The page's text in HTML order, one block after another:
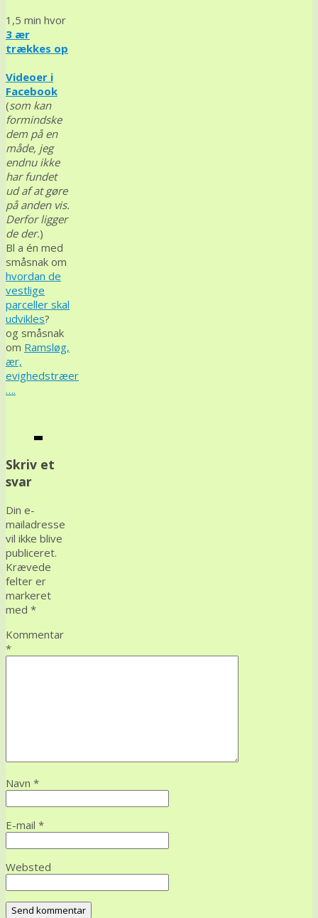
1,5 min hvor
3 ær
trækkes op
Videoer i
Facebook
(som kan
formindske
dem på en
måde, jeg
endnu ikke
har fundet
ud af at gøre
på anden vis.
Derfor ligger
de der.)
Bl a én med
småsnak om
hvordan de
vestlige
parceller skal
udvikles?
og småsnak
om Ramsløg,
ær,
evighedstræer
….
Skriv et
svar
Din e-
mailadresse
vil ikke blive
publiceret.
Krævede
felter er
markeret
med *
Kommentar
*
Navn *
E-mail *
Websted